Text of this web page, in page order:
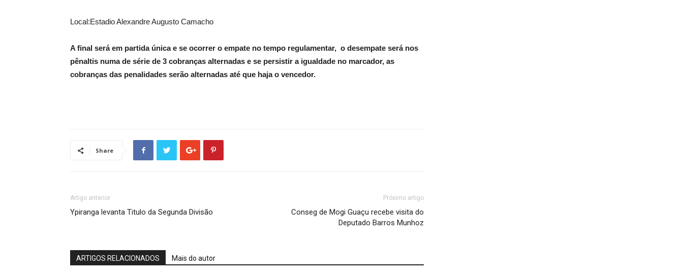
Local:Estadio Alexandre Augusto Camacho
A final será em partida única e se ocorrer o empate no tempo regulamentar, o desempate será nos
pênaltis numa de série de 3 cobranças alternadas e se persistir a igualdade no marcador, as
cobranças das penalidades serão alternadas até que haja o vencedor.
Share
Artigo anterior
Ypiranga levanta Titulo da Segunda Divisão
Próximo artigo
Conseg de Mogi Guaçu recebe visita do
Deputado Barros Munhoz
ARTIGOS RELACIONADOS Mais do autor